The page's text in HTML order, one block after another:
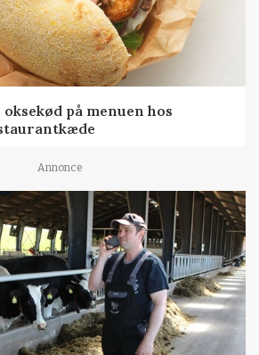
på menuen hos
Annonce